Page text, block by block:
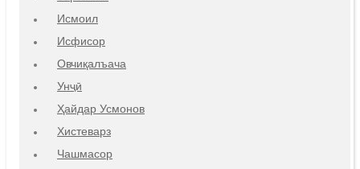
Исмоил
Исфисор
Овчиқалъача
Унҷӣ
Ҳайдар Усмонов
Хистеварз
Чашмасор